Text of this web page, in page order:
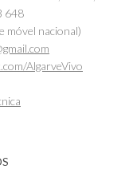
648
móvel nacional)
AlgarveVivo